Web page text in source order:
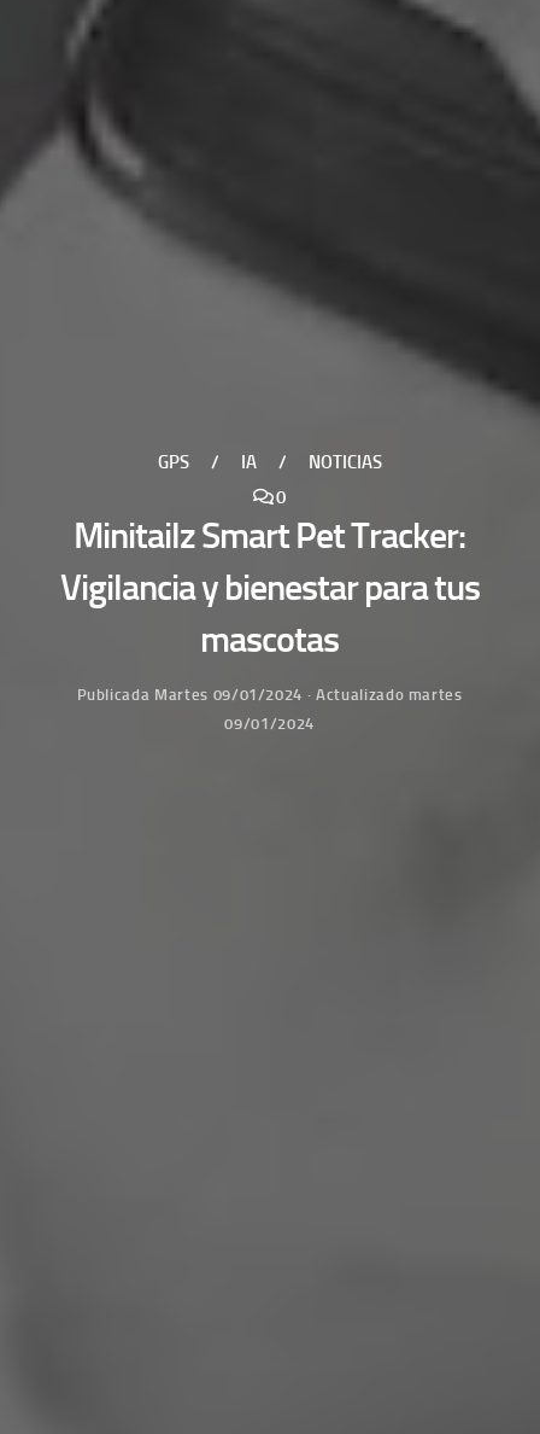
GPS / IA /
NOTICIAS
0
Minitailz Smart Pet Tracker:
Vigilancia y bienestar para tus
mascotas
Publicada Martes 09/01/2024 · Actualizado martes
09/01/2024